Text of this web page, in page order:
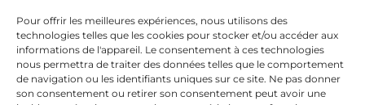
Pour offrir les meilleures expériences, nous utilisons des
technologies telles que les cookies pour stocker et/ou accéder aux
informations de l'appareil. Le consentement à ces technologies
nous permettra de traiter des données telles que le comportement
de navigation ou les identifiants uniques sur ce site. Ne pas donner
son consentement ou retirer son consentement peut avoir une
Baccalauréat, ou
Formation FP intermédiaire + cours
d’accès, ou
Examen d’entrée (si 19 ans ou plus)
Durée:2 ans (environ 2000 heures)